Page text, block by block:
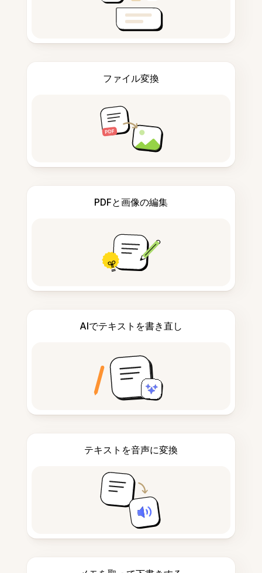
ファイル変換
PDFと画像の編集
AIでテキストを書き直し
テキストを音声に変換